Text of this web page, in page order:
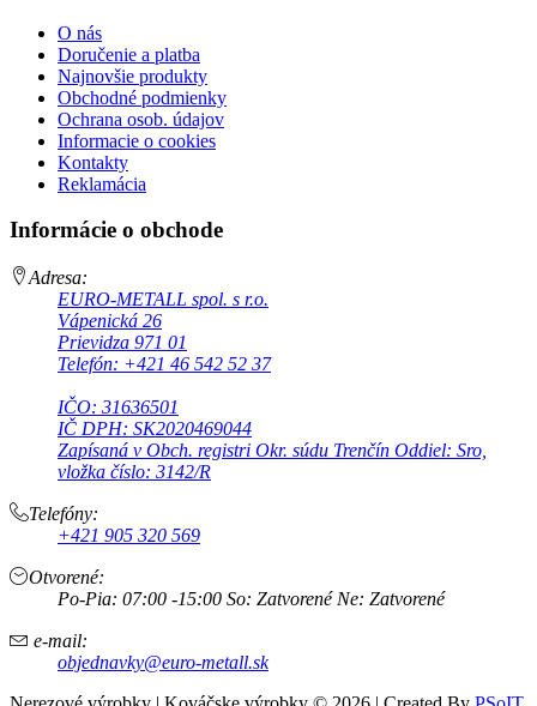
O nás
Doručenie a platba
Najnovšie produkty
Obchodné podmienky
Ochrana osob. údajov
Informacie o cookies
Kontakty
Reklamácia
Informácie o obchode
Adresa:
EURO-METALL spol. s r.o.
Vápenická 26
Prievidza 971 01
Telefón: +421 46 542 52 37
IČO: 31636501
IČ DPH: SK2020469044
Zapísaná v Obch. registri Okr. súdu Trenčín Oddiel: Sro,
vložka číslo: 3142/R
Telefóny:
+421 905 320 569
Otvorené:
Po-Pia: 07:00 -15:00 So: Zatvorené Ne: Zatvorené
e-mail:
objednavky@euro-metall.sk